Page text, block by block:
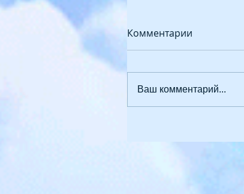
Комментарии
Ваш комментарий...